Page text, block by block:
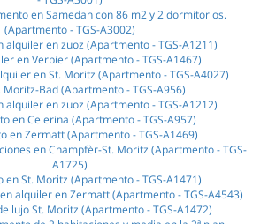
en Samedan con 86 m2 y 2 dormitorios.
(Apartmento - TGS-A3002)
alquiler en zuoz (Apartmento - TGS-A1211)
en Verbier (Apartmento - TGS-A1467)
en St. Moritz (Apartmento - TGS-A4027)
Moritz-Bad (Apartmento - TGS-A956)
alquiler en zuoz (Apartmento - TGS-A1212)
en Celerina (Apartmento - TGS-A957)
en Zermatt (Apartmento - TGS-A1469)
en Champfèr-St. Moritz (Apartmento - TGS-
A1725)
en St. Moritz (Apartmento - TGS-A1471)
alquiler en Zermatt (Apartmento - TGS-A4543)
lujo St. Moritz (Apartmento - TGS-A1472)